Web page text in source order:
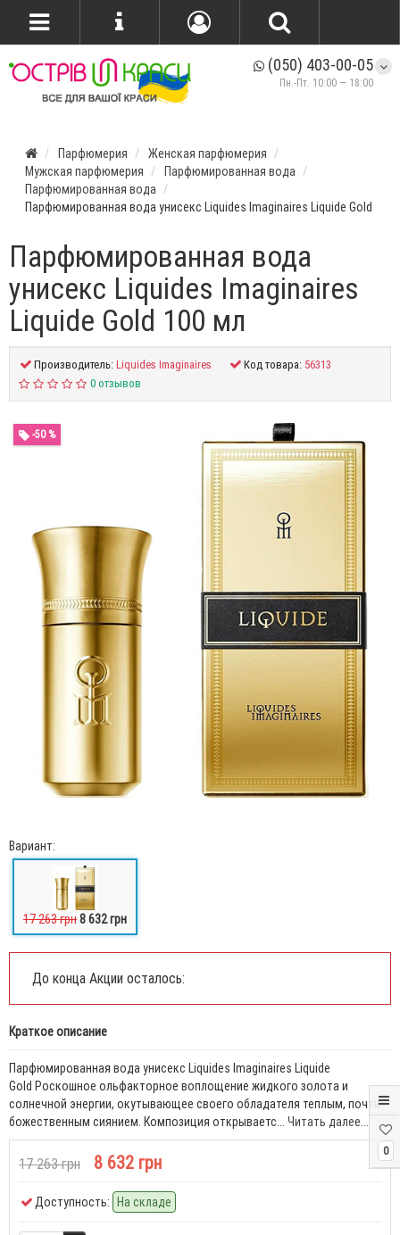
0
(050) 403-00-05
Пн.-Пт. 10:00 — 18:00
Парфюмерия
Женская парфюмерия
Мужская парфюмерия
Парфюмированная вода
Парфюмированная вода
Парфюмированная вода унисекс Liquides Imaginaires Liquide Gold
Парфюмированная вода
унисекс Liquides Imaginaires
Liquide Gold 100 мл
Производитель:Liquides Imaginaires Код товара: 56313
0 отзывов
-50 %
Вариант:
17 263 грн8 632 грн
До конца Акции осталось:
Краткое описание
Парфюмированная вода унисекс Liquides Imaginaires Liquide
Gold Роскошное ольфакторное воплощение жидкого золота и
солнечной энергии, окутывающее своего обладателя теплым, почти
божественным сиянием. Композиция открываетс... Читать далее...
17 263 грн 8 632 грн
Доступность: На складе